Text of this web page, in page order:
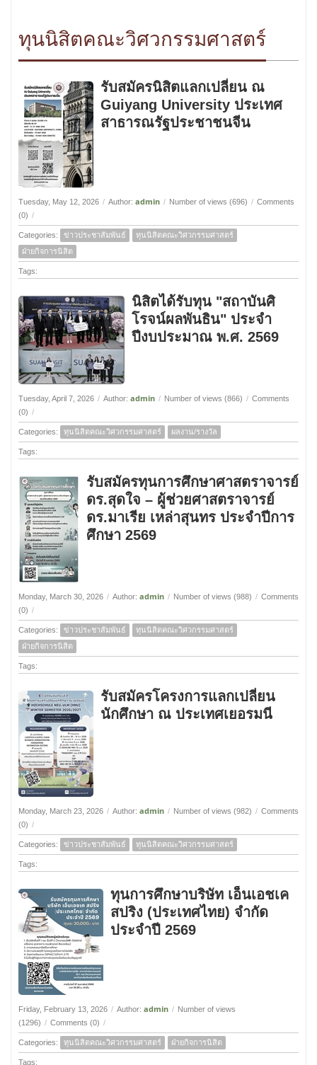
ทุนนิสิตคณะวิศวกรรมศาสตร์
รับสมัครนิสิตแลกเปลี่ยน ณ
Guiyang University ประเทศ
สาธารณรัฐประชาชนจีน
Tuesday, May 12, 2026 / Author: admin / Number of views (696) / Comments
(0) /
Categories: ข่าวประชาสัมพันธ์
ทุนนิสิตคณะวิศวกรรมศาสตร์
ฝ่ายกิจการนิสิต
Tags:
นิสิตได้รับทุน "สถาบันศิ
โรจน์ผลพันธิน" ประจำ
ปีงบประมาณ พ.ศ. 2569
Tuesday, April 7, 2026 / Author: admin / Number of views (866) / Comments
(0) /
Categories: ทุนนิสิตคณะวิศวกรรมศาสตร์ ผลงาน/รางวัล
Tags:
รับสมัครทุนการศึกษาศาสตราจารย์
ดร.สุดใจ – ผู้ช่วยศาสตราจารย์
ดร.มาเรีย เหล่าสุนทร ประจำปีการ
ศึกษา 2569
Monday, March 30, 2026 / Author: admin / Number of views (988) / Comments
(0) /
Categories: ข่าวประชาสัมพันธ์
ทุนนิสิตคณะวิศวกรรมศาสตร์
ฝ่ายกิจการนิสิต
Tags:
รับสมัครโครงการแลกเปลี่ยน
นักศึกษา ณ ประเทศเยอรมนี
Monday, March 23, 2026 / Author: admin / Number of views (982) / Comments
(0) /
Categories: ข่าวประชาสัมพันธ์ ทุนนิสิตคณะวิศวกรรมศาสตร์
Tags:
ทุนการศึกษาบริษัท เอ็นเอชเค
สปริง (ประเทศไทย) จำกัด
ประจำปี 2569
Friday, February 13, 2026 / Author: admin / Number of views
(1296) / Comments (0) /
Categories: ทุนนิสิตคณะวิศวกรรมศาสตร์ ฝ่ายกิจการนิสิต
Tags: